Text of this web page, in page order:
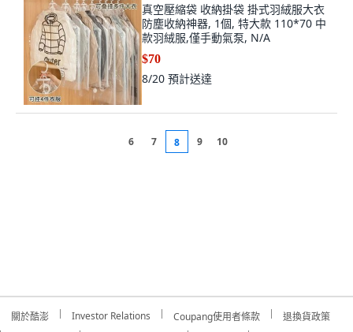
真空壓縮袋 收納掛袋 掛式羽絨服大衣
防塵收納神器, 1個, 特大款 110*70 中
款羽絨服,僅手動氣泵, N/A
$70
8/20 預計送達
6 7 8 9 10
關於酷澎 Investor Relations Coupang使用者條款
退換貨政策